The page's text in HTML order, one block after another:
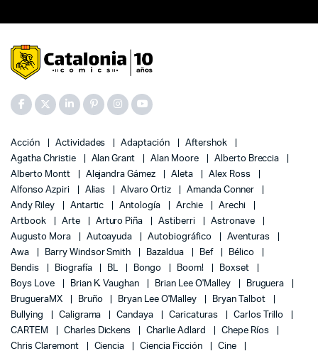
Acción Actividades Adaptación
Aftershok
Agatha Christie
Alan Grant Alan Moore
Alberto Breccia
Alberto Montt
Alejandra Gámez Aleta
Alex Ross
Alfonso Azpiri
Alias Alvaro Ortiz
Amanda Conner
Andy Riley
Antartic Antología Archie
Arechi
Artbook
Arte Arturo Piña Astiberri
Astronave
Augusto Mora
Autoayuda Autobiográfico
Aventuras
Awa
Barry Windsor Smith Bazaldua Bef
Bélico
Bendis
Biografía BL Bongo Boom!
Boxset
Boys Love
Brian K. Vaughan Brian Lee O'Malley
Bruguera
BrugueraMX
Bruño Bryan Lee O'Malley
Bryan Talbot
Bullying
Caligrama Candaya Caricaturas
Carlos Trillo
CARTEM
Charles Dickens Charlie Adlard
Chepe Ríos
Chris Claremont
Ciencia Ciencia Ficción
Cine